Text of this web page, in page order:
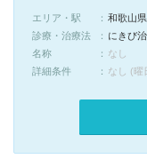
エリア・駅
和歌山県
診療・治療法
にきび
名称
なし
詳細条件
なし (曜